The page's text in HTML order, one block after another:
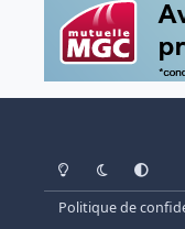
Light ModeDark ModeSystem
Politique de